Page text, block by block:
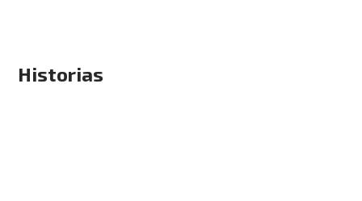
Historias